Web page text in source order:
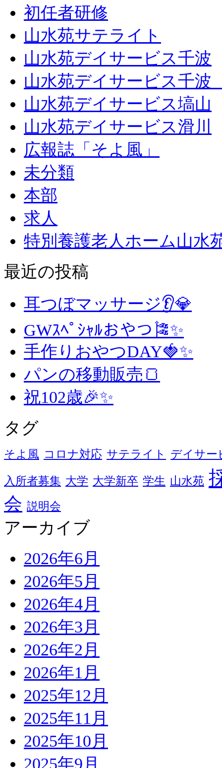
初任者研修
山水苑サテライト
山水苑デイサービス千波
山水苑デイサービス千波
山水苑デイサービス塙山
山水苑デイサービス滑川
広報誌「そよ風」
未分類
本部
求人
特別養護老人ホーム山水
最近の投稿
耳つぼマッサージ👂💎
GWｽﾍﾟｼｬﾙおやつ🎏✨
手作りおやつDAY🍓✨
パンの移動販売🍞
祝102歳🎉✨
タグ
そよ風 コロナ対応 サテライト デイサー
入所者募集 大学 大学新卒 学生 山水苑
会 説明会
アーカイブ
2026年6月
2026年5月
2026年4月
2026年3月
2026年2月
2026年1月
2025年12月
2025年11月
2025年10月
2025年9月